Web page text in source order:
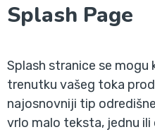
Splash Page
Splash stranice se mogu
trenutku vašeg toka
najosnovniji tip
vrlo malo teksta, jednu ili